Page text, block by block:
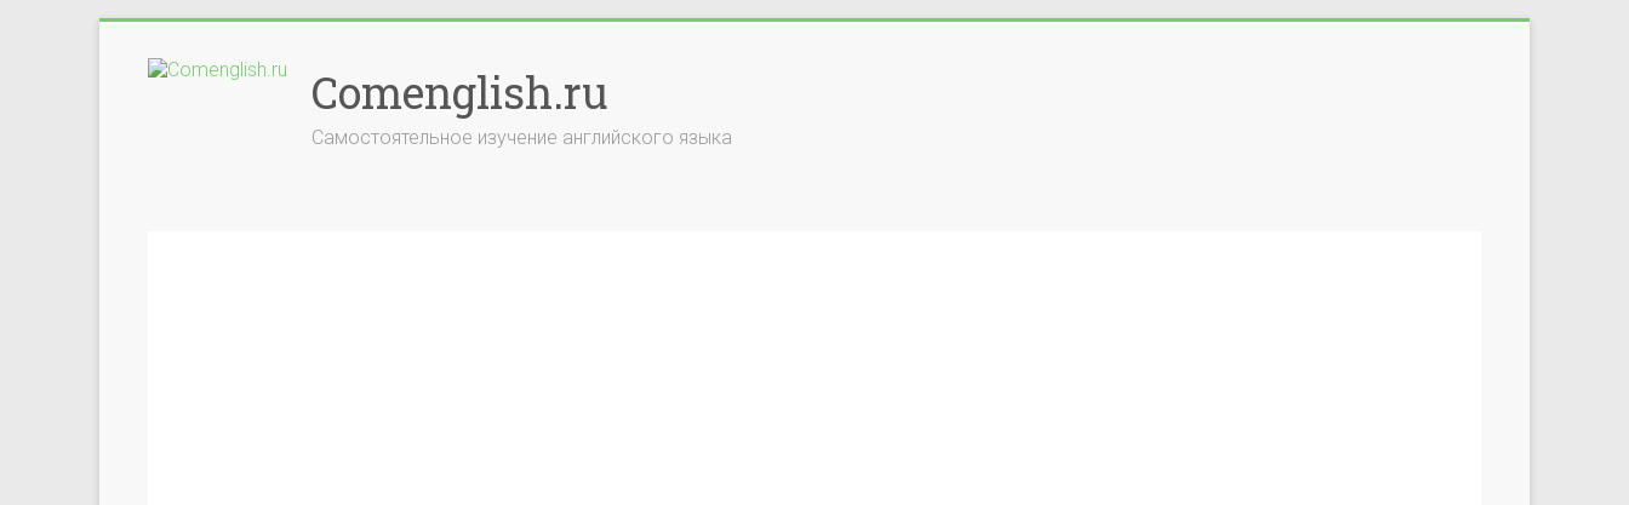
Comenglish.ru
Самостоятельное изучение английского языка